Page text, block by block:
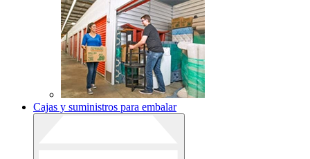
Cajas y suministros para embalar